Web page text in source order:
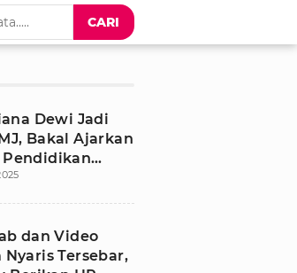
CARI
Dewi Jadi
Bakal Ajarkan
Pendidikan
dan Video
Tersebar,